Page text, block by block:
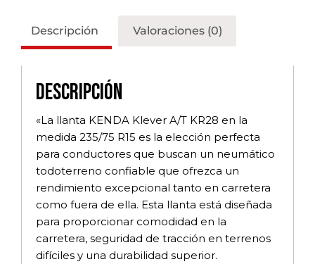
Descripción Valoraciones (0)
Descripción
«La llanta KENDA Klever A/T KR28 en la
medida 235/75 R15 es la elección perfecta
para conductores que buscan un neumático
todoterreno confiable que ofrezca un
rendimiento excepcional tanto en carretera
como fuera de ella. Esta llanta está diseñada
para proporcionar comodidad en la
carretera, seguridad de tracción en terrenos
difíciles y una durabilidad superior.